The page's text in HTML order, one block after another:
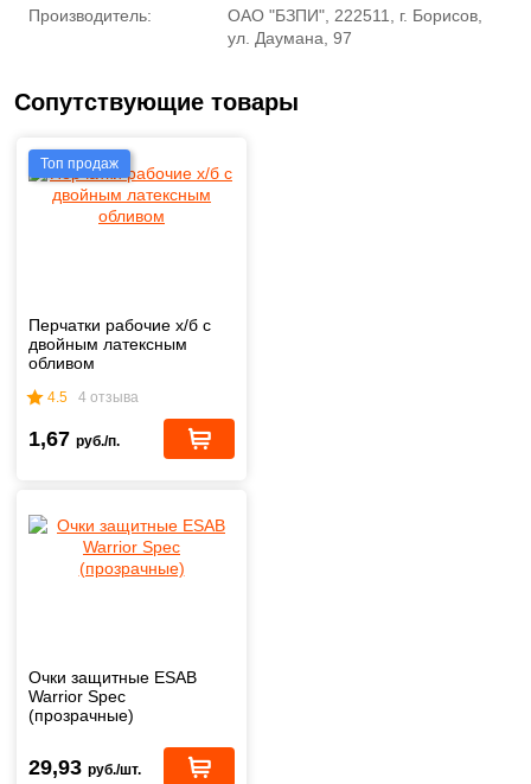
Производитель:
ОАО "БЗПИ", 222511, г. Борисов,
ул. Даумана, 97
Сопутствующие товары
Топ продаж
Перчатки рабочие х/б с
двойным латексным
обливом
4.5 4 отзыва
1,67 руб./п.
Очки защитные ESAB
Warrior Spec
(прозрачные)
29,93 руб./шт.